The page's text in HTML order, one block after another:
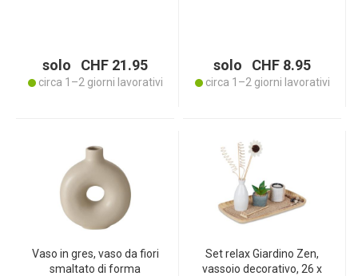
solo CHF 21.95
circa 1–2 giorni lavorativi
solo CHF 8.95
circa 1–2 giorni lavorativi
Vaso in gres, vaso da fiori
smaltato di forma
Set relax Giardino Zen,
vassoio decorativo, 26 x